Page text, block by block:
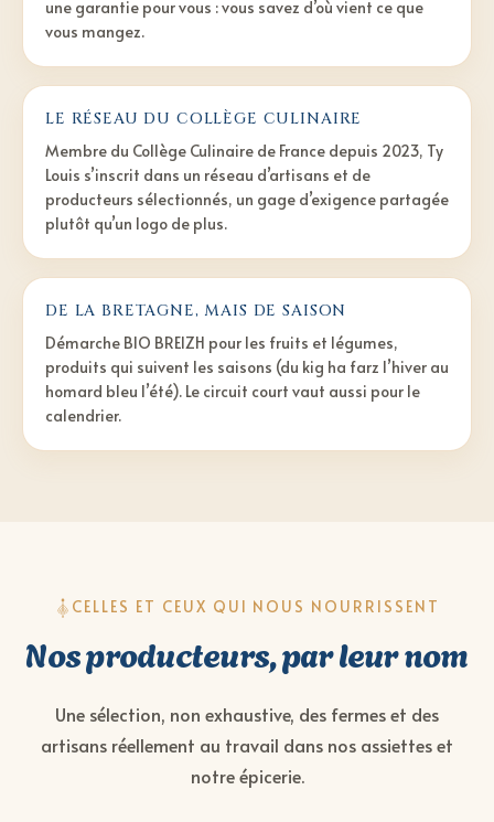
une garantie pour vous : vous savez d’où vient ce que
vous mangez.
LE RÉSEAU DU COLLÈGE CULINAIRE
Membre du Collège Culinaire de France depuis 2023, Ty
Louis s’inscrit dans un réseau d’artisans et de
producteurs sélectionnés, un gage d’exigence partagée
plutôt qu’un logo de plus.
DE LA BRETAGNE, MAIS DE SAISON
Démarche BIO BREIZH pour les fruits et légumes,
produits qui suivent les saisons (du kig ha farz l’hiver au
homard bleu l’été). Le circuit court vaut aussi pour le
calendrier.
CELLES ET CEUX QUI NOUS NOURRISSENT
Nos producteurs, par leur nom
Une sélection, non exhaustive, des fermes et des
artisans réellement au travail dans nos assiettes et
notre épicerie.